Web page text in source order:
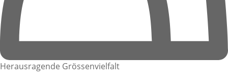
Herausragende Grössenvielfalt